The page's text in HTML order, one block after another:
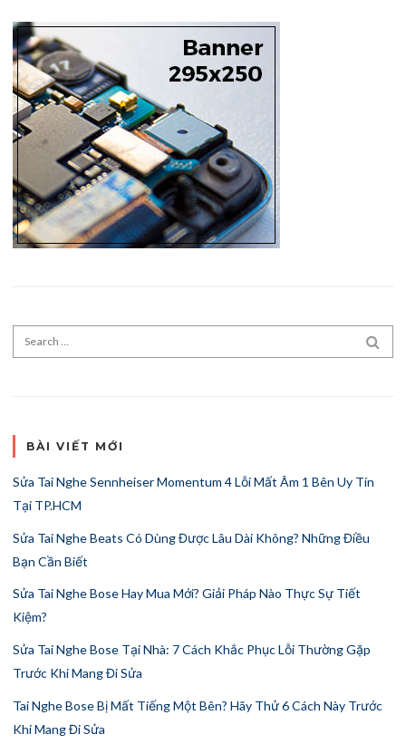
Search for:
BÀI VIẾT MỚI
Sửa Tai Nghe Sennheiser Momentum 4 Lỗi Mất Âm 1 Bên Uy Tín
Tại TP.HCM
Sửa Tai Nghe Beats Có Dùng Được Lâu Dài Không? Những Điều
Bạn Cần Biết
Sửa Tai Nghe Bose Hay Mua Mới? Giải Pháp Nào Thực Sự Tiết
Kiệm?
Sửa Tai Nghe Bose Tại Nhà: 7 Cách Khắc Phục Lỗi Thường Gặp
Trước Khi Mang Đi Sửa
Tai Nghe Bose Bị Mất Tiếng Một Bên? Hãy Thử 6 Cách Này Trước
Khi Mang Đi Sửa